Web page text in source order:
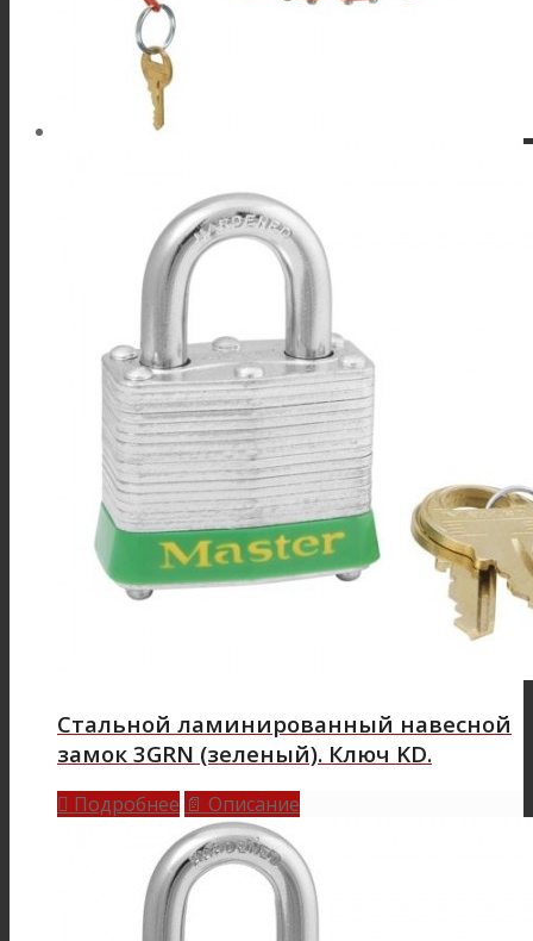
Стальной ламинированный навесной
замок 3GRN (зеленый). Ключ KD.
 Подробнее 📄 Описание